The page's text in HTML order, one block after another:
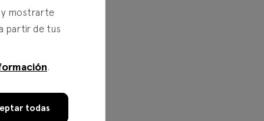
en
el
de
en
(
y mostrarte
partir de tus
.
todas